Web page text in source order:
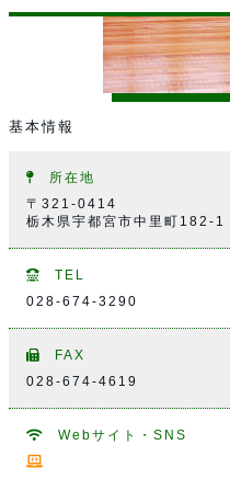
基本情報
所在地
〒321-0414
栃木県宇都宮市中里町182-1
TEL
028-674-3290
FAX
028-674-4619
Webサイト・SNS